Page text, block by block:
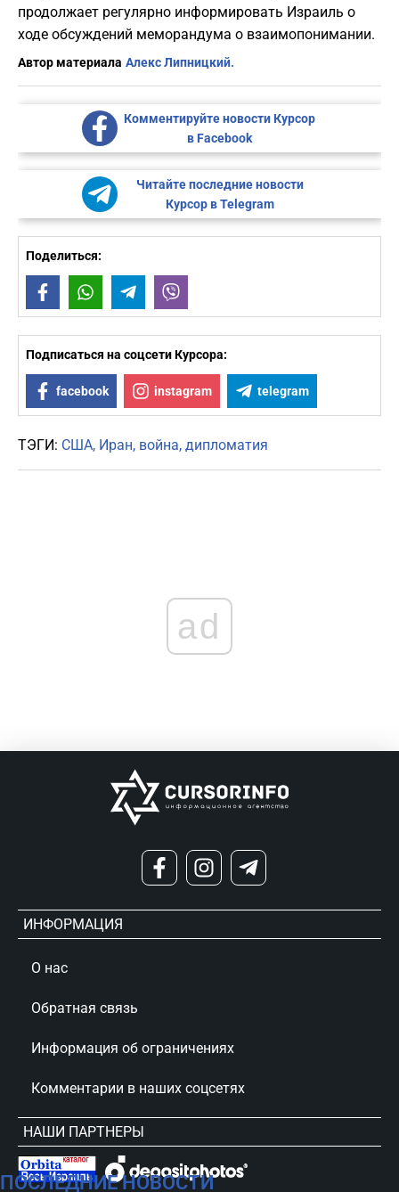
продолжает регулярно информировать Израиль о
ходе обсуждений меморандума о взаимопонимании.
Автор материала Алекс Липницкий.
Комментируйте новости Курсор
в Facebook
Читайте последние новости
Курсор в Telegram
Поделиться:
FacebookWhatsAppTelegram
Подписаться на соцсети Курсора:
facebook instagram telegram
ТЭГИ: США Иран война дипломатия
ПОСЛЕДНИЕ НОВОСТИ
ad
ИНФОРМАЦИЯ
О нас
Обратная связь
Информация об ограничениях
Комментарии в наших соцсетях
НАШИ ПАРТНЕРЫ